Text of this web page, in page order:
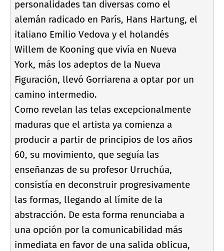
personalidades tan diversas como el
alemán radicado en Parí­s, Hans Hartung, el
italiano Emilio Vedova y el holandés
Willem de Kooning que viví­a en Nueva
York, más los adeptos de la Nueva
Figuración, llevó Gorriarena a optar por un
camino intermedio.
Como revelan las telas excepcionalmente
maduras que el artista ya comienza a
producir a partir de principios de los años
60, su movimiento, que seguí­a las
enseñanzas de su profesor Urruchúa,
consistí­a en deconstruir progresivamente
las formas, llegando al lí­mite de la
abstracción. De esta forma renunciaba a
una opción por la comunicabilidad más
inmediata en favor de una salida oblicua,